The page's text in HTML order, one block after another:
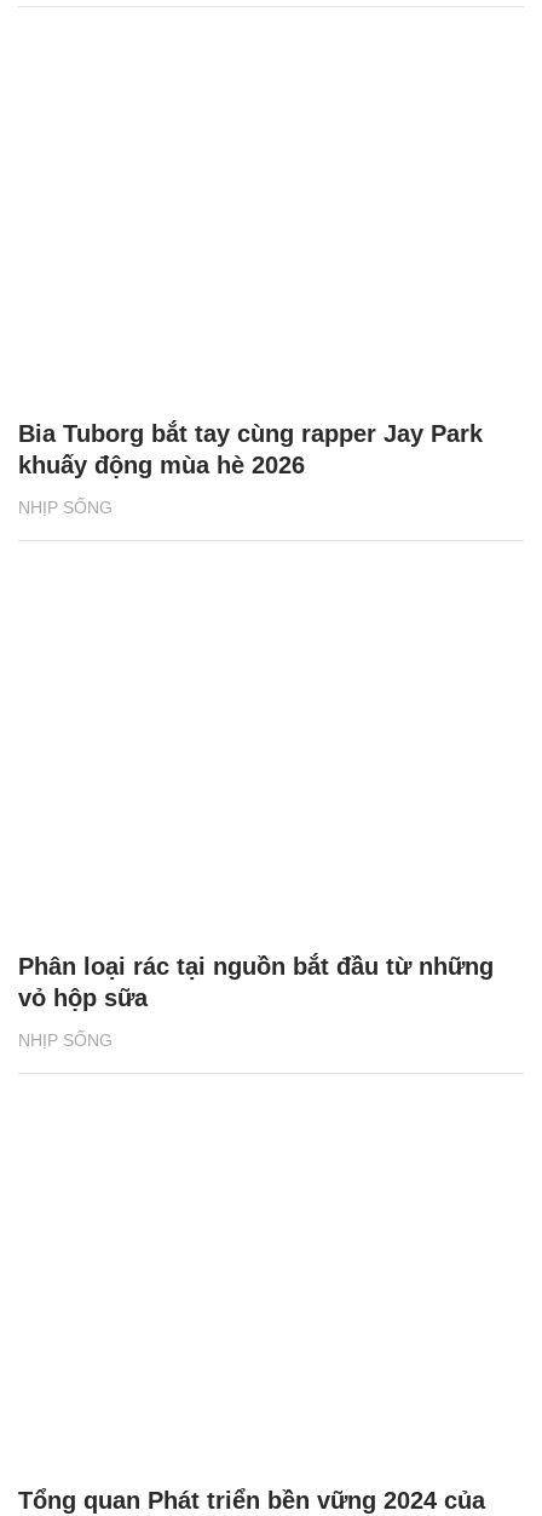
NHỊP SỐNG
Bia Tuborg bắt tay cùng rapper Jay Park
khuấy động mùa hè 2026
NHỊP SỐNG
Phân loại rác tại nguồn bắt đầu từ những
vỏ hộp sữa
Tổng quan Phát triển bền vững 2024 của